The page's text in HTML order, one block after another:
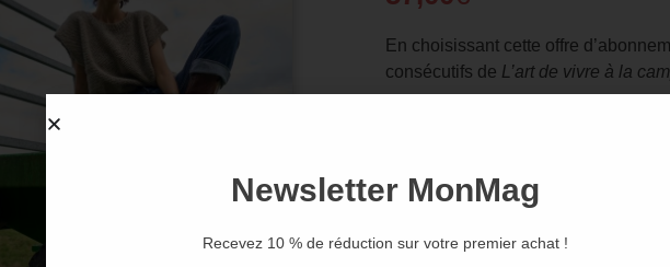
En choisissant cette offre
consécutifs de L’art de vivre à la
L'Art de vivre à la campagne n°13,
votre commande est réglée avant le